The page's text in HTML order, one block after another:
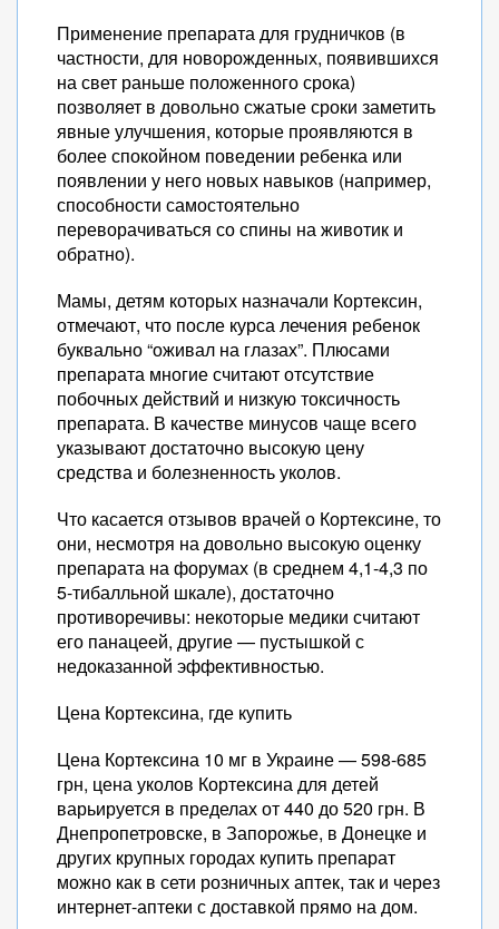
Применение препарата для грудничков (в
частности, для новорожденных, появившихся
на свет раньше положенного срока)
позволяет в довольно сжатые сроки заметить
явные улучшения, которые проявляются в
более спокойном поведении ребенка или
появлении у него новых навыков (например,
способности самостоятельно
переворачиваться со спины на животик и
обратно).
Мамы, детям которых назначали Кортексин,
отмечают, что после курса лечения ребенок
буквально “оживал на глазах”. Плюсами
препарата многие считают отсутствие
побочных действий и низкую токсичность
препарата. В качестве минусов чаще всего
указывают достаточно высокую цену
средства и болезненность уколов.
Что касается отзывов врачей о Кортексине, то
они, несмотря на довольно высокую оценку
препарата на форумах (в среднем 4,1-4,3 по
5-тибалльной шкале), достаточно
противоречивы: некоторые медики считают
его панацеей, другие — пустышкой с
недоказанной эффективностью.
Цена Кортексина, где купить
Цена Кортексина 10 мг в Украине — 598-685
грн, цена уколов Кортексина для детей
варьируется в пределах от 440 до 520 грн. В
Днепропетровске, в Запорожье, в Донецке и
других крупных городах купить препарат
можно как в сети розничных аптек, так и через
интернет-аптеки с доставкой прямо на дом.